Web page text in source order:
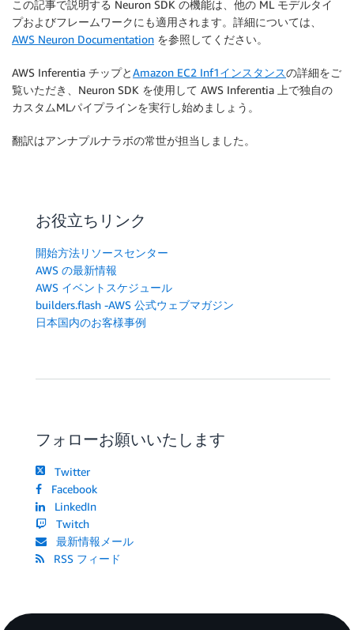
この記事で説明する Neuron SDK の機能は、他の ML モデルタイ
プおよびフレームワークにも適用されます。詳細については、
AWS Neuron Documentation を参照してください。
AWS Inferentia チップとAmazon EC2 Inf1インスタンスの詳細をご
覧いただき、Neuron SDK を使用して AWS Inferentia 上で独自の
カスタムMLパイプラインを実行し始めましょう。
翻訳はアンナプルナラボの常世が担当しました。
お役立ちリンク
開始方法リソースセンター
AWS の最新情報
AWS イベントスケジュール
builders.flash -AWS 公式ウェブマガジン
日本国内のお客様事例
フォローお願いいたします
Twitter
Facebook
LinkedIn
Twitch
最新情報メール
RSS フィード